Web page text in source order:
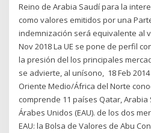
Reino de Arabia Saudí para la
como valores emitidos por una
indemnización será equivalente al
Nov 2018 La UE se pone de perfil
la presión del los principales
se advierte, al unísono, 18 Feb
Oriente Medio/África del Norte
comprende 11 países Qatar, Arabia
Árabes Unidos (EAU). de los dos
EAU: la Bolsa de Valores de Abu